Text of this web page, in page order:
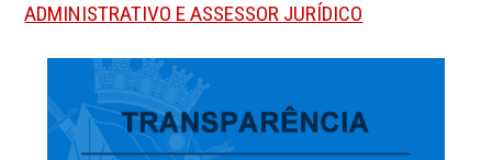
ADMINISTRATIVO E ASSESSOR JURÍDICO